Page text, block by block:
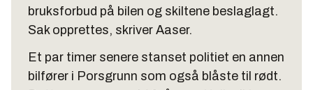
bruksforbud på bilen og skiltene beslaglagt.
Sak opprettes, skriver Aaser.
Et par timer senere stanset politiet en annen
bilfører i Porsgrunn som også blåste til rødt.